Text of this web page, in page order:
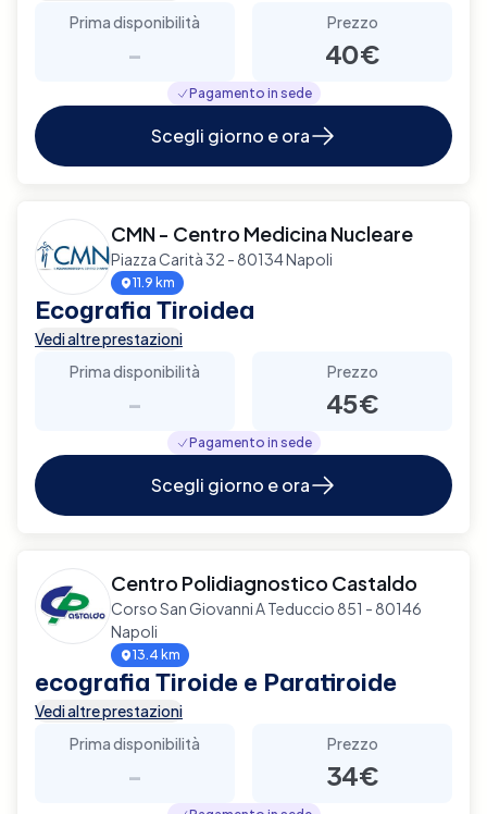
Prima disponibilità
-
Prezzo
40€
Pagamento in sede
Scegli giorno e ora
CMN - Centro Medicina Nucleare
Piazza Carità 32 - 80134 Napoli
11.9 km
Ecografia Tiroidea
Vedi altre prestazioni
Prima disponibilità
-
Prezzo
45€
Pagamento in sede
Scegli giorno e ora
Centro Polidiagnostico Castaldo
Corso San Giovanni A Teduccio 851 - 80146
Napoli
13.4 km
ecografia Tiroide e Paratiroide
Vedi altre prestazioni
Prima disponibilità
-
Prezzo
34€